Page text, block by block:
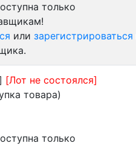
только
или зарегистрироваться
[Лот не состоялся]
товара)
только